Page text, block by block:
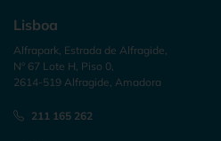
Lisboa
Alfrapark, Estrada de Alfragide,
Nº 67 Lote H, Piso 0,
2614-519 Alfragide, Amadora
211 165 262